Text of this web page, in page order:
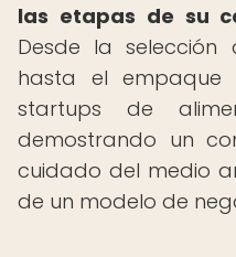
las etapas de su
Desde la selección
hasta el empaque
startups de
demostrando un
cuidado del medio
de un modelo de